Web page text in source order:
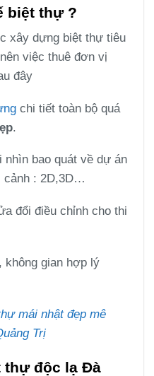
biệt thự ?
xây dựng biệt thự tiêu
việc thuê đơn vị
đây
chi tiết toàn bộ quá
.
bao quát về dự án
cảnh : 2D,3D…
đổi điều chỉnh cho thi
gian hợp lý
mái nhật đẹp mê
Trị
thự độc lạ Đà